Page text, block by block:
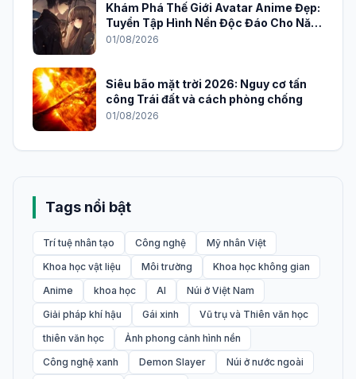
Khám Phá Thế Giới Avatar Anime Đẹp:
Tuyển Tập Hình Nền Độc Đáo Cho Năm
2026
01/08/2026
Siêu bão mặt trời 2026: Nguy cơ tấn
công Trái đất và cách phòng chống
01/08/2026
Tags nổi bật
Trí tuệ nhân tạo Công nghệ
Mỹ nhân Việt
Khoa học vật liệu
Môi trường
Khoa học không gian
Anime
khoa học AI
Núi ở Việt Nam
Giải pháp khí hậu
Gái xinh
Vũ trụ và Thiên văn học
thiên văn học
Ảnh phong cảnh hình nền
Công nghệ xanh
Demon Slayer
Núi ở nước ngoài